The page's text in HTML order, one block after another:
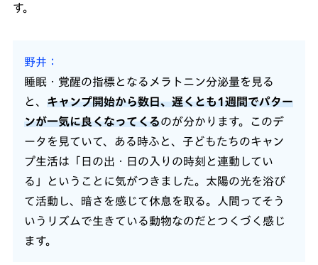
す。
野井
睡眠・覚醒の指標となるメラトニン分泌量を見る
と、 キャンプ開始から数日、遅くとも1週間でパター
ンが一気に良くなってくるのが分かります。このデ
ータを見ていて、ある時ふと、子どもたちのキャン
プ生活は「日の出・日の入りの時刻と連動してい
る」ということに気がつきました。太陽の光を浴び
て活動し、暗さを感じて休息を取る。人間ってそう
いうリズムで生きている動物なのだとつくづく感じ
ます。